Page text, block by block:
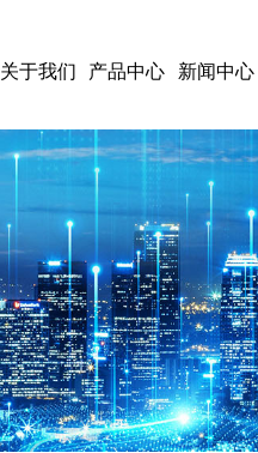
关于我们 产品中心 新闻中心